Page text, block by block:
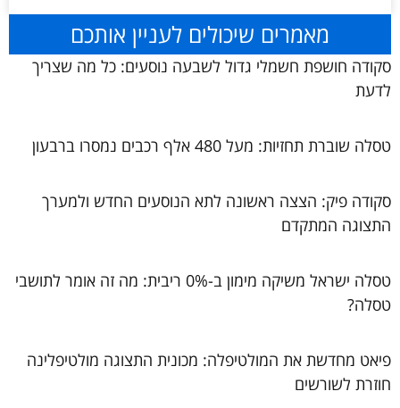
מאמרים שיכולים לעניין אותכם
סקודה חושפת חשמלי גדול לשבעה נוסעים: כל מה שצריך
לדעת
טסלה שוברת תחזיות: מעל 480 אלף רכבים נמסרו ברבעון
סקודה פיק: הצצה ראשונה לתא הנוסעים החדש ולמערך
התצוגה המתקדם
טסלה ישראל משיקה מימון ב-0% ריבית: מה זה אומר לתושבי
טסלה?
פיאט מחדשת את המולטיפלה: מכונית התצוגה מולטיפלינה
חוזרת לשורשים